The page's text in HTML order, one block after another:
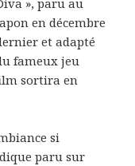
en décembre
et adapté
fameux jeu
sortira en
si
paru sur